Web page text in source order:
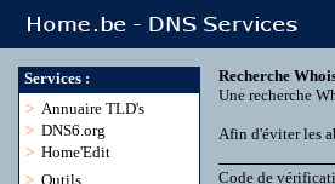
Services :
> Annuaire TLD's
> DNS6.org
> Home'Edit
> Outils
Recherche
Une recherche
Afin d'éviter les
Code de